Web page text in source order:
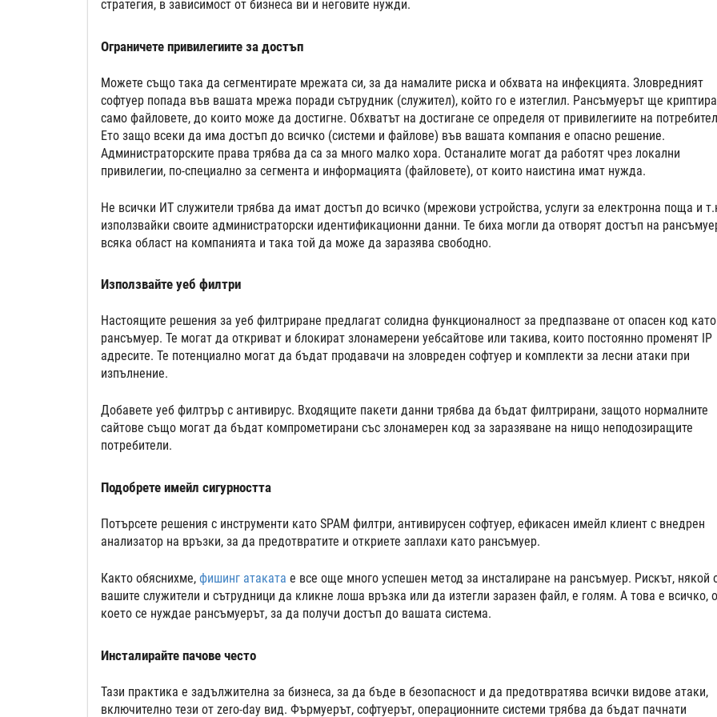
стратегия, в зависимост от бизнеса ви и неговите нужди.
Ограничете привилегиите за достъп
Можете също така да сегментирате мрежата си, за да намалите риска и обхвата на инфекцията. Зловредният
софтуер попада във вашата мрежа поради сътрудник (служител), който го е изтеглил. Рансъмуерът ще криптира
само файловете, до които може да достигне. Обхватът на достигане се определя от привилегиите на
Ето защо всеки да има достъп до всичко (системи и файлове) във вашата компания е опасно решение.
Администраторските права трябва да са за много малко хора. Останалите могат да работят чрез локални
привилегии, по-специално за сегмента и информацията (файловете), от които наистина имат нужда.
Не всички ИТ служители трябва да имат достъп до всичко (мрежови устройства, услуги за електронна поща и
използвайки своите администраторски идентификационни данни. Те биха могли да отворят достъп на
всяка област на компанията и така той да може да заразява свободно.
Използвайте уеб филтри
Настоящите решения за уеб филтриране предлагат солидна функционалност за предпазване от опасен код като
рансъмуер. Те могат да откриват и блокират злонамерени уебсайтове или такива, които постоянно променят IP
адресите. Те потенциално могат да бъдат продавачи на зловреден софтуер и комплекти за лесни атаки при
изпълнение.
Добавете уеб филтрър с антивирус. Входящите пакети данни трябва да бъдат филтрирани, защото нормалните
сайтове също могат да бъдат компрометирани със злонамерен код за заразяване на нищо неподозиращите
потребители.
Подобрете имейл сигурността
Потърсете решения с инструменти като SPAM филтри, антивирусен софтуер, ефикасен имейл клиент с внедрен
анализатор на връзки, за да предотвратите и откриете заплахи като рансъмуер.
Както обяснихме, фишинг атаката е все още много успешен метод за инсталиране на рансъмуер. Рискът, някой
вашите служители и сътрудници да кликне лоша връзка или да изтегли заразен файл, е голям. А това е всичко,
което се нуждае рансъмуерът, за да получи достъп до вашата система.
Инсталирайте пачове често
Тази практика е задължителна за бизнеса, за да бъде в безопасност и да предотвратява всички видове атаки,
включително тези от zero-day вид. Фърмуерът, софтуерът, операционните системи трябва да бъдат пачнати